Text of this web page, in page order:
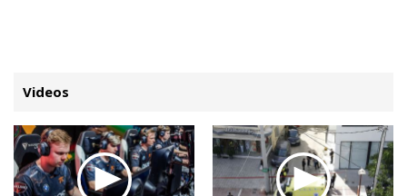
ΚΑΤΗΓΟΡΙΕΣ ΣΥΝΔΕΣΗ
Κύπρος
Απόψεις
Videos